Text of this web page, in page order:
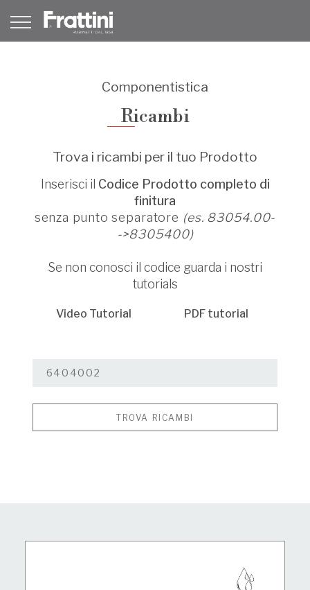
Componentistica
Ricambi
Trova i ricambi per il tuo Prodotto
Inserisci il Codice Prodotto completo di
finitura
senza punto separatore (es. 83054.00-
->8305400)
Se non conosci il codice guarda i nostri
tutorials
Video Tutorial PDF tutorial
TROVA RICAMBI